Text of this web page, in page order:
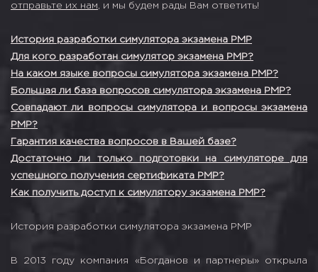
отправьте их нам , и мы будем рады Вам ответить!
История разработки симулятора экзамена PMP
Для кого разработан симулятор экзамена PMP?
На каком языке вопросы симулятора экзамена PMP?
Большая ли база вопросов симулятора экзамена PMP?
Совпадают ли вопросы симулятора и вопросы экзамена
PMP?
Гарантия качества вопросов в Вашей базе?
Достаточно ли только подготовки на симуляторе для
успешного получения сертификата PMP?
Как получить доступ к симулятору экзамена PMP?
История разработки симулятора экзамена PMP
В 2013 году компания «Богданов и партнеры» открыла